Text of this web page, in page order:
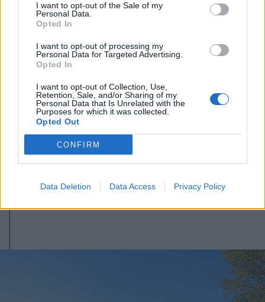
I want to opt-out of the Sale of my
Personal Data.
Opted In
I want to opt-out of processing my
Personal Data for Targeted Advertising.
Opted In
I want to opt-out of Collection, Use,
Retention, Sale, and/or Sharing of my
Personal Data that Is Unrelated with the
Purposes for which it was collected.
Opted Out
CONFIRM
Data Deletion Data Access Privacy Policy
2026. augusztus 09., vasárnap
Megakadályozták a Duna
csökkenését, legalább kilenc napig
biztosított az atomerőmű